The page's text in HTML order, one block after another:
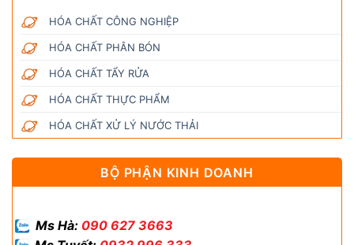
HÓA CHẤT CÔNG NGHIỆP
HÓA CHẤT PHÂN BÓN
HÓA CHẤT TẨY RỬA
HÓA CHẤT THỰC PHẨM
HÓA CHẤT XỬ LÝ NƯỚC THẢI
BỘ PHẬN KINH DOANH
Ms Hà: 090 627 3663